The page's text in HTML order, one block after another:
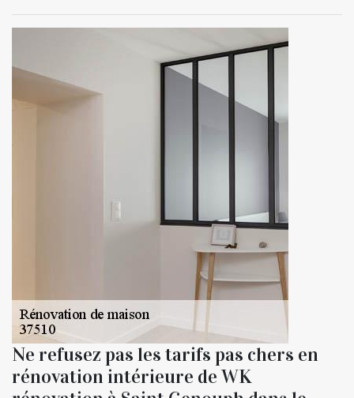
Ne refusez pas les tarifs pas chers en
rénovation intérieure de WK